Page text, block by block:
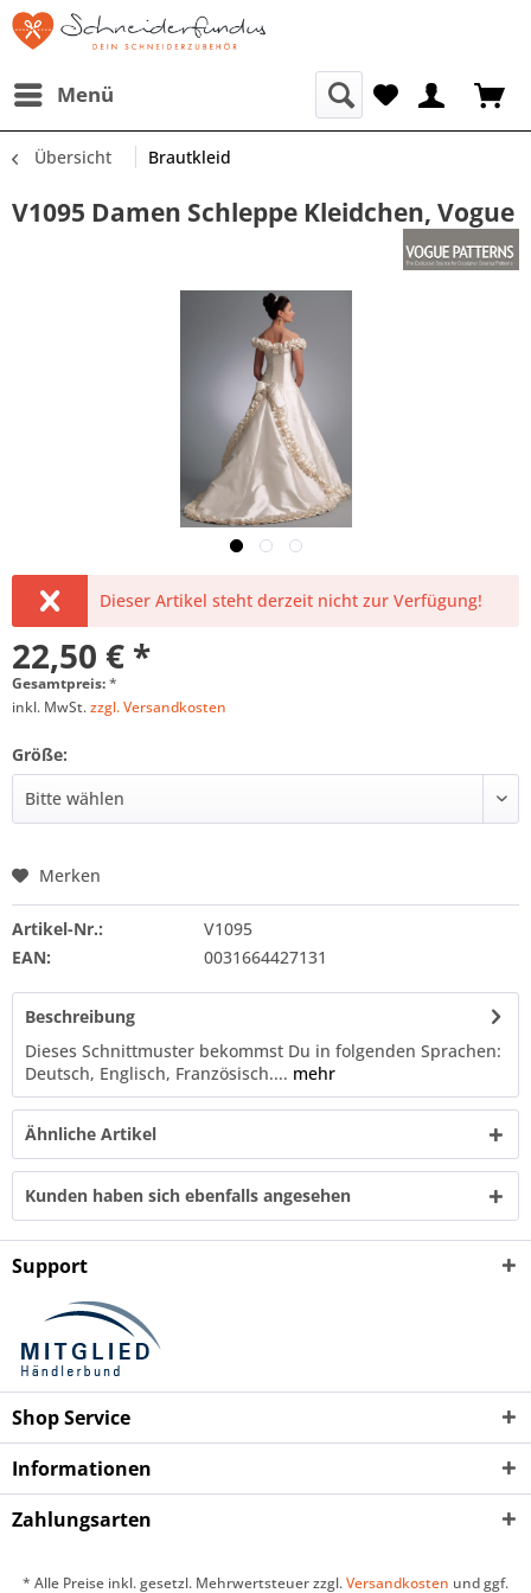
Menü
Übersicht Brautkleid
V1095 Damen Schleppe Kleidchen, Vogue
Dieser Artikel steht derzeit nicht zur Verfügung!
22,50 € *
Gesamtpreis:*
inkl. MwSt.zzgl. Versandkosten
Größe:
Merken
Artikel-Nr.:
V1095
EAN:
0031664427131
Beschreibung
Dieses Schnittmuster bekommst Du in folgenden Sprachen:
Deutsch, Englisch, Französisch.... mehr
Ähnliche Artikel
Kunden haben sich ebenfalls angesehen
Support
Shop Service
Informationen
Zahlungsarten
* Alle Preise inkl. gesetzl. Mehrwertsteuer zzgl.Versandkosten und ggf.